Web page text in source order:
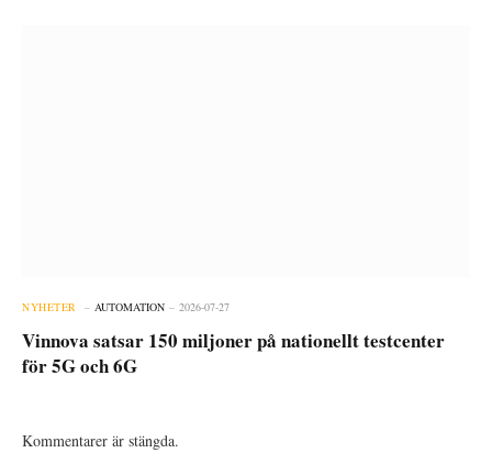
NYHETER AUTOMATION 2026-07-27
Vinnova satsar 150 miljoner på nationellt testcenter
för 5G och 6G
Kommentarer är stängda.